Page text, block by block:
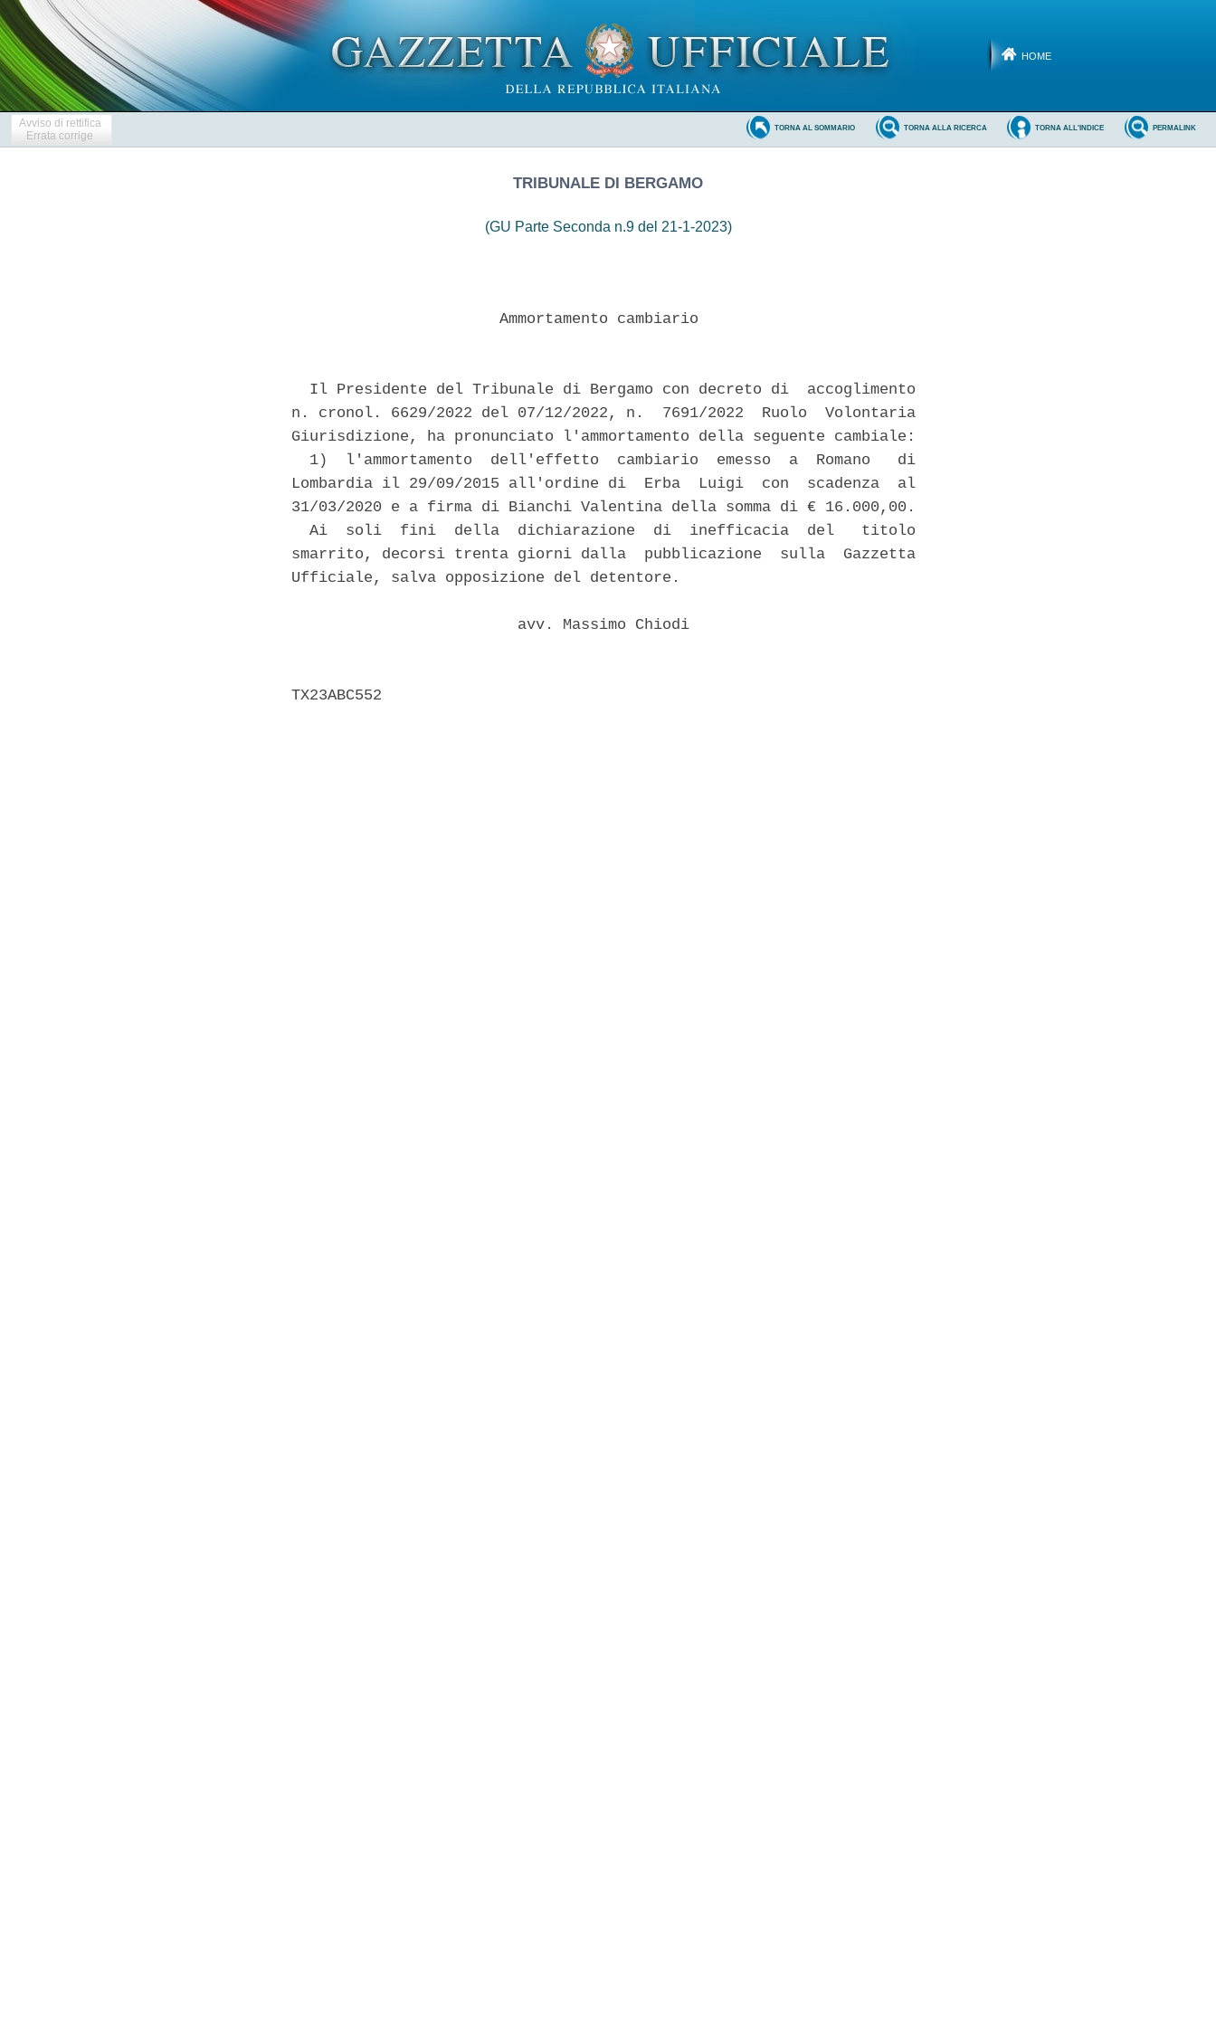
HOME
Avviso di rettifica
Errata corrige
PERMALINK
TORNA ALL'INDICE
TORNA ALLA RICERCA
TORNA AL SOMMARIO
TRIBUNALE DI BERGAMO
(GU Parte Seconda n.9 del 21-1-2023)
                       Ammortamento cambiario
  Il Presidente del Tribunale di Bergamo con decreto di  accoglimento
n. cronol. 6629/2022 del 07/12/2022, n.  7691/2022  Ruolo  Volontaria
Giurisdizione, ha pronunciato l'ammortamento della seguente cambiale:
  1)  l'ammortamento  dell'effetto  cambiario  emesso  a  Romano   di
Lombardia il 29/09/2015 all'ordine di  Erba  Luigi  con  scadenza  al
31/03/2020 e a firma di Bianchi Valentina della somma di € 16.000,00.
  Ai  soli  fini  della  dichiarazione  di  inefficacia  del   titolo
smarrito, decorsi trenta giorni dalla  pubblicazione  sulla  Gazzetta
Ufficiale, salva opposizione del detentore.
                         avv. Massimo Chiodi